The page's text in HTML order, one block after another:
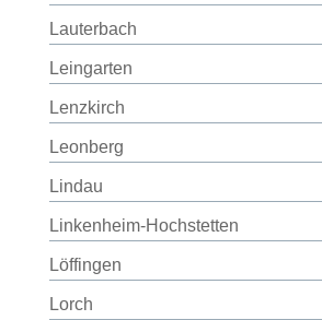
Lauterbach
Leingarten
Lenzkirch
Leonberg
Lindau
Linkenheim-Hochstetten
Löffingen
Lorch